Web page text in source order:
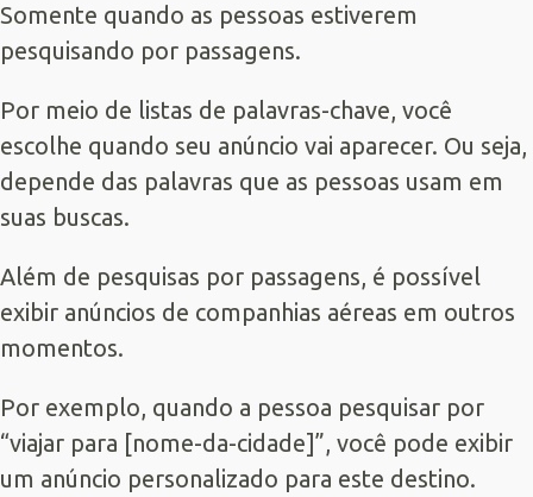
Somente quando as pessoas estiverem
pesquisando por passagens.
Por meio de listas de palavras-chave, você
escolhe quando seu anúncio vai aparecer. Ou seja,
depende das palavras que as pessoas usam em
suas buscas.
Além de pesquisas por passagens, é possível
exibir anúncios de companhias aéreas em outros
momentos.
Por exemplo, quando a pessoa pesquisar por
“viajar para [nome-da-cidade]”, você pode exibir
um anúncio personalizado para este destino.